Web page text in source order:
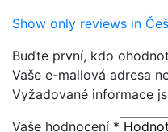
Show only reviews in
Buďte první, kdo
Vaše e-mailová adresa
Vyžadované informace
Vaše hodnocení *